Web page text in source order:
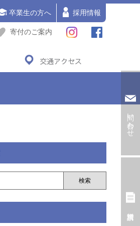
寄付のご案内
卒業生の方へ 採用情報
交通アクセス
問い合わせ